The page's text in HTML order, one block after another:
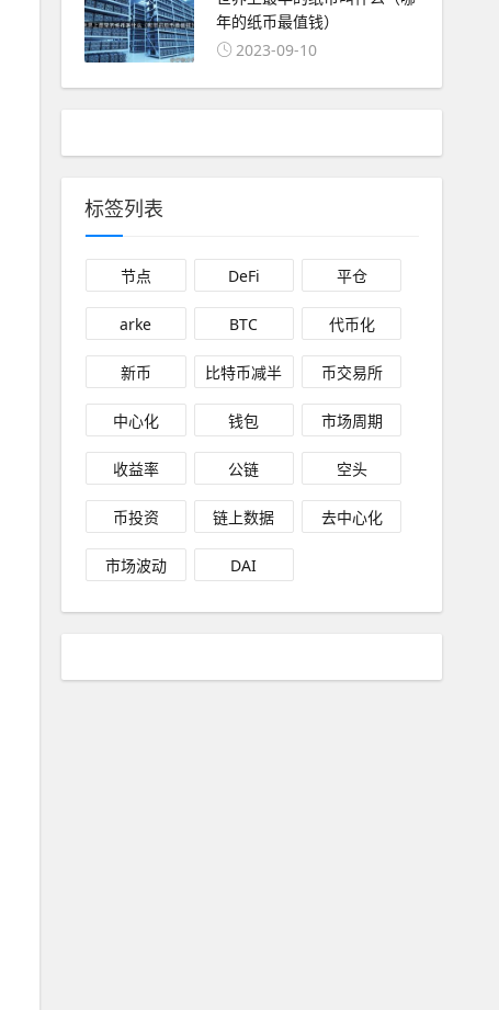
年的纸币最值钱）
2023-09-10
标签列表
节点 DeFi 平仓
arke BTC 代币化
新币 比特币减半 币交易所
中心化 钱包 市场周期
收益率 公链 空头
币投资 链上数据 去中心化
市场波动 DAI